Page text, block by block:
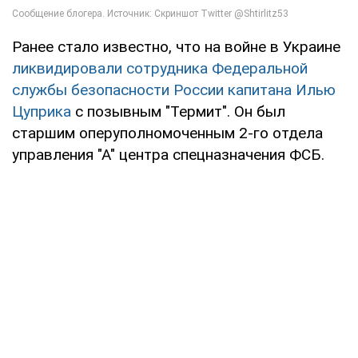
Ранее стало известно, что на войне в Украине
ликвидировали сотрудника Федеральной
службы безопасности России капитана Илью
Цуприка с позывным "Термит". Он был
старшим оперуполномоченным 2-го отдела
управления "А" центра спецназначения ФСБ.